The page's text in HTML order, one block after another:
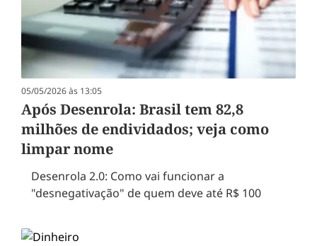
05/05/2026 às 13:05
Após Desenrola: Brasil tem 82,8
milhões de endividados; veja como
limpar nome
Desenrola 2.0: Como vai funcionar a
"desnegativação" de quem deve até R$ 100